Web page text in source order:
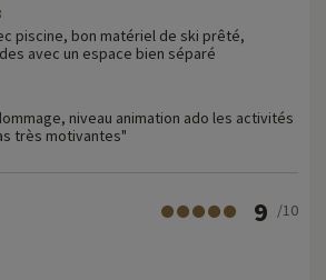
piscine, bon matériel de ski prêté,
avec un espace bien séparé
niveau animation ado les activités
très motivantes"
9 /10